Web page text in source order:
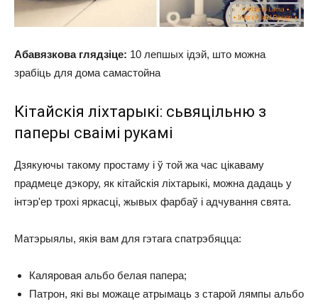
Абавязкова глядзіце: 10 лепшых ідэй, што можна
зрабіць для дома самастойна
Кітайскія ліхтарыкі: сьвяцільню з
паперы сваімі рукамі
Дзякуючы такому простаму і ў той жа час цікаваму
прадмеце дэкору, як кітайскія ліхтарыкі, можна дадаць у
інтэр'ер трохі яркасці, жывых фарбаў і адчування свята.
Матэрыялы, якія вам для гэтага спатрэбяцца:
Каляровая альбо белая папера;
Патрон, які вы можаце атрымаць з старой лямпы альбо